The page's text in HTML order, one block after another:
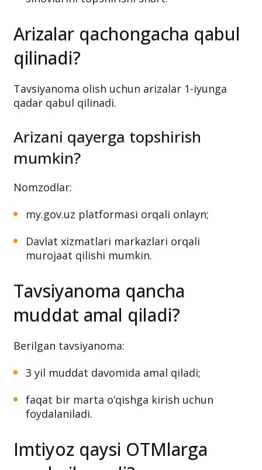
Arizalar qachongacha qabul
qilinadi?
Tavsiyanoma olish uchun arizalar 1-iyunga
qadar qabul qilinadi.
Arizani qayerga topshirish
mumkin?
Nomzodlar:
my.gov.uz platformasi orqali onlayn;
Davlat xizmatlari markazlari orqali
murojaat qilishi mumkin.
Tavsiyanoma qancha
muddat amal qiladi?
Berilgan tavsiyanoma:
3 yil muddat davomida amal qiladi;
faqat bir marta o‘qishga kirish uchun
foydalaniladi.
Imtiyoz qaysi OTMlarga